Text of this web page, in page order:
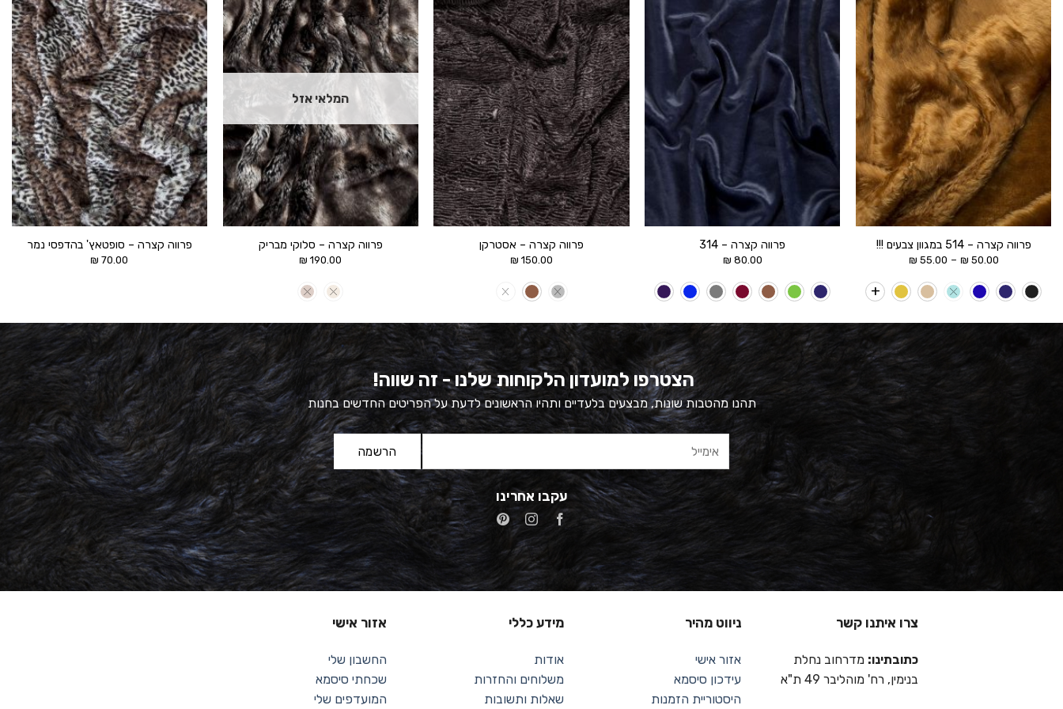
הוסף ל
WISHLIST
פרווה קצרה – 514 במגוון צבעים !!!
50.00
₪
–
55.00
₪
עד
הוסף ל
WISHLIST
פרווה קצרה – 314
80.00
₪
הוסף ל
WISHLIST
פרווה קצרה – אסטרקן
150.00
₪
הוסף ל
WISHLIST
המלאי אזל
פרווה קצרה – סלוקי מבריק
190.00
₪
הוסף ל
WISHLIST
פרווה קצרה – סופטאץ' בהדפסי נמר
70.00
₪
הצטרפו למועדון הלקוחות שלנו - זה שווה!
תהנו מהטבות שונות, מבצעים בלעדיים ותהיו הראשונים לדעת על הפריטים החדשים בחנות
עקבו אחרינו
צרו איתנו קשר
כתובתינו: מדרחוב נחלת
בנימין, רח' מוהליבר 49 ת"א
ניווט מהיר
אזור אישי
עידכון סיסמא
היסטוריית הזמנות
מידע כללי
אודות
משלוחים והחזרות
שאלות ותשובות
אזור אישי
החשבון שלי
שכחתי סיסמא
המועדפים שלי